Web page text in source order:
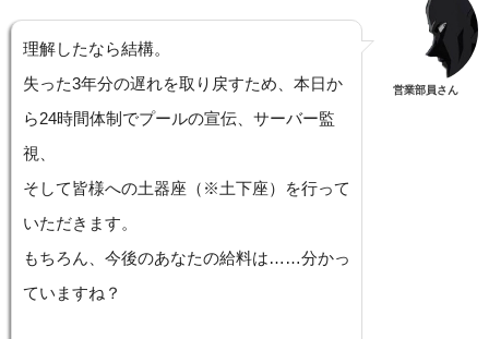
理解したなら結構。
失った3年分の遅れを取り戻すため、本日か
ら24時間体制でプールの宣伝、サーバー監
視、
そして皆様への土器座（※土下座）を行って
いただきます。
もちろん、今後のあなたの給料は……分かっ
ていますね？
営業部員さん